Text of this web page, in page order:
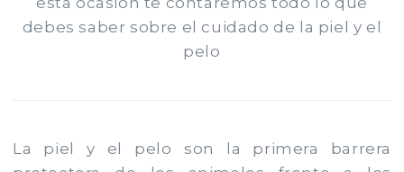
debes saber sobre el cuidado de la piel y el
pelo
La piel y el pelo son la primera barrera